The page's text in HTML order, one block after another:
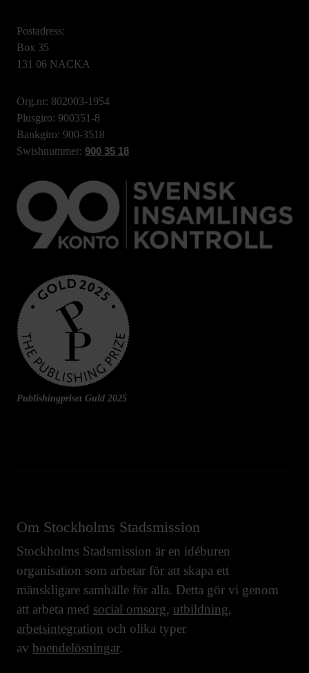
Postadress:
Box 35
131 06 NACKA
Org.nr: 802003-1954
Plusgiro: 900351-8
Bankgiro: 900-3518
Swishnummer: 900 35 18
Publishingpriset Guld 2025
Om Stockholms Stadsmission
Stockholms Stadsmission är en idéburen
organisation som arbetar för att skapa ett
mänskligare samhälle för alla. Detta gör vi genom
att arbeta med social omsorg, utbildning,
arbetsintegration och olika typer
av boendelösningar.